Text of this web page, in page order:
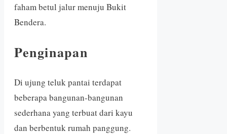
faham betul jalur menuju Bukit
Bendera.
Penginapan
Di ujung teluk pantai terdapat
beberapa bangunan-bangunan
sederhana yang terbuat dari kayu
dan berbentuk rumah panggung.